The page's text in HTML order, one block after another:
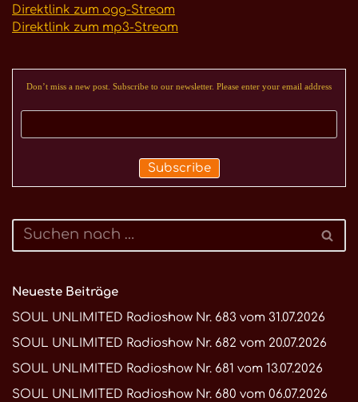
Direktlink zum ogg-Stream
Direktlink zum mp3-Stream
Don’t miss a new post. Subscribe to our newsletter. Please enter your email address
Neueste Beiträge
SOUL UNLIMITED Radioshow Nr. 683 vom 31.07.2026
SOUL UNLIMITED Radioshow Nr. 682 vom 20.07.2026
SOUL UNLIMITED Radioshow Nr. 681 vom 13.07.2026
SOUL UNLIMITED Radioshow Nr. 680 vom 06.07.2026